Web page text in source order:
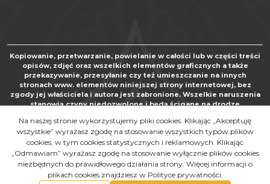
Kopiowanie, przetwarzanie, powielanie w całości lub w części treści
opisów, zdjęć oraz wszelkich elementów graficznych a także
przekazywanie, przesyłanie czy też umieszczanie na innych
stronach www. elementów niniejszej strony internetowej, bez
zgody jej właściciela i autora jest zabronione. Wszelkie naruszenia
stanowią czyny niedozwolone i będą ścigane na drodze
karnego, art. 24 i 25 Ustawy o zwalczaniu nieuczciwej konkurencji
oraz art. 116 i nast. Ustawy o prawie autorskim i prawach pokrewnych
Copyright by MAROKOSKLEP.COM 2010 - 2021. Al rights reserved.
InfoSerwis-SklepyBestSeller.pl
Na naszej stronie wykorzystujemy pliki cookies. Klikając „Akceptuję
wszystkie” wyrażasz zgodę na stosowanie wszystkich typów plików
cookies, w tym cookies statystycznych i reklamowych. Klikając
„Odmawiam” wyrażasz zgodę na stosowanie wyłącznie plików cookies
niezbędnych do prawidłowego działania strony. Więcej informacji o
plikach cookies znajdziesz w Polityce prywatności.